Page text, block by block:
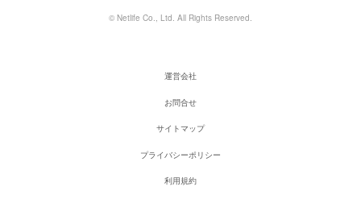
© Netlife Co., Ltd. All Rights Reserved.
運営会社
お問合せ
サイトマップ
プライバシーポリシー
利用規約